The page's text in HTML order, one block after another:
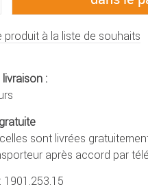
produit à la liste de souhaits
:
sont livrées
après accord par
1901.253.15